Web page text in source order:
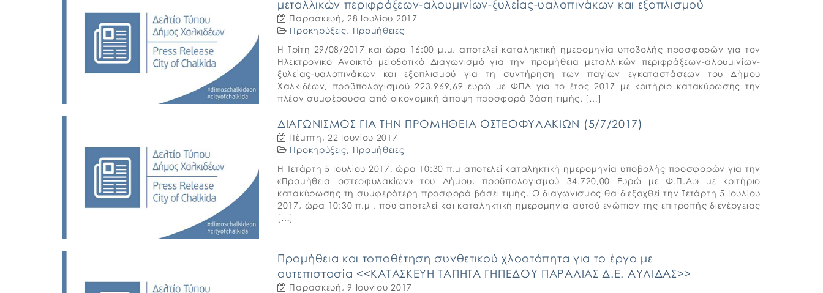
μεταλλικών περιφράξεων-αλουμινίων-ξυλείας-υαλοπινάκων και εξοπλισμού
Παρασκευή, 28 Ιουλίου 2017
Προκηρύξεις, Προμήθειες
Η Τρίτη 29/08/2017 και ώρα 16:00 μ.μ. αποτελεί καταληκτική ημερομηνία υποβολής προσφορών για τον
Ηλεκτρονικό Ανοικτό μειοδοτικό Διαγωνισμό για την προμήθεια μεταλλικών περιφράξεων-αλουμινίων-
ξυλείας-υαλοπινάκων και εξοπλισμού για τη συντήρηση των παγίων εγκαταστάσεων του Δήμου
Χαλκιδέων, προϋπολογισμού 223.969,69 ευρώ με ΦΠΑ για το έτος 2017 με κριτήριο κατακύρωσης την
πλέον συμφέρουσα από οικονομική άποψη προσφορά βάση τιμής. […]
ΔΙΑΓΩΝΙΣΜΟΣ ΓΙΑ ΤΗΝ ΠΡΟΜΗΘΕΙΑ ΟΣΤΕΟΦΥΛΑΚΙΩΝ (5/7/2017)
Πέμπτη, 22 Ιουνίου 2017
Προκηρύξεις, Προμήθειες
Η Τετάρτη 5 Ιουλίου 2017, ώρα 10:30 π.μ αποτελεί καταληκτική ημερομηνία υποβολής προσφορών για την
«Προμήθεια οστεοφυλακίων» του Δήμου, προϋπολογισμού 34.720,00 Ευρώ με Φ.Π.Α.» με κριτήριο
κατακύρωσης τη συμφερότερη προσφορά βάσει τιμής. Ο διαγωνισμός θα διεξαχθεί την Τετάρτη 5 Ιουλίου
2017, ώρα 10:30 π.μ , που αποτελεί και καταληκτική ημερομηνία αυτού ενώπιον της επιτροπής διενέργειας
[…]
Προμήθεια και τοποθέτηση συνθετικού χλοοτάπητα για το έργο με
αυτεπιστασία <<ΚΑΤΑΣΚΕΥΗ ΤΑΠΗΤΑ ΓΗΠΕΔΟΥ ΠΑΡΑΛΙΑΣ Δ.Ε. ΑΥΛΙΔΑΣ>>
Παρασκευή, 9 Ιουνίου 2017